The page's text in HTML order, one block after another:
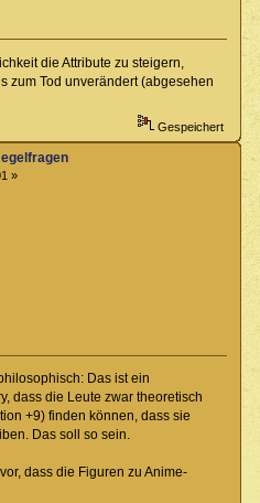
die Attribute zu steigern,
zum Tod unverändert (abgesehen
Gespeichert
»
Das ist ein
dass die Leute zwar theoretisch
+9) finden können, dass sie
Das soll so sein.
dass die Figuren zu Anime-